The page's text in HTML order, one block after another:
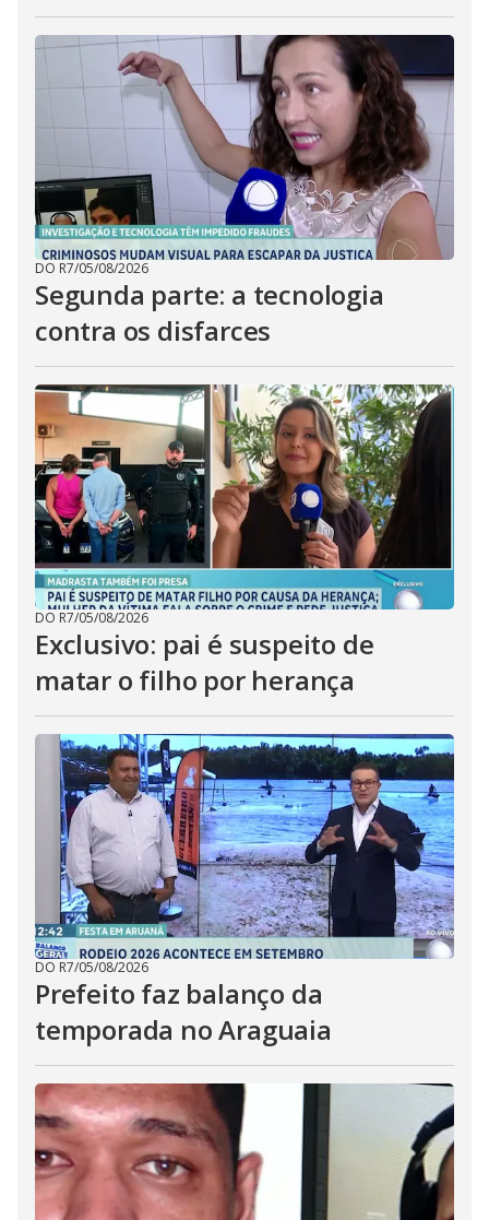
DO R7/05/08/2026
Segunda parte: a tecnologia
contra os disfarces
DO R7/05/08/2026
Exclusivo: pai é suspeito de
matar o filho por herança
DO R7/05/08/2026
Prefeito faz balanço da
temporada no Araguaia